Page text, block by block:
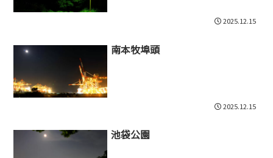
2025.12.15
南本牧埠頭
2025.12.15
池袋公園